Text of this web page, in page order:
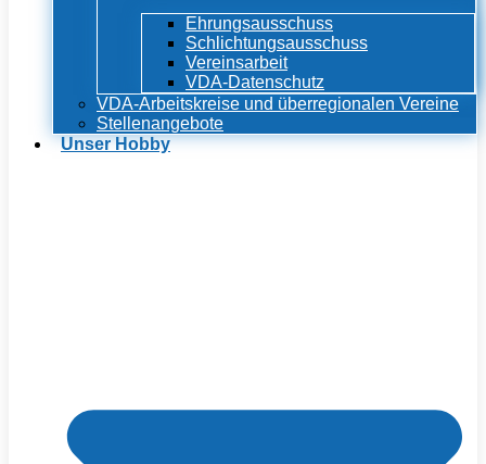
Ehrungsausschuss
Schlichtungsausschuss
Vereinsarbeit
VDA-Datenschutz
VDA-Arbeitskreise und überregionalen Vereine
Stellenangebote
Unser Hobby